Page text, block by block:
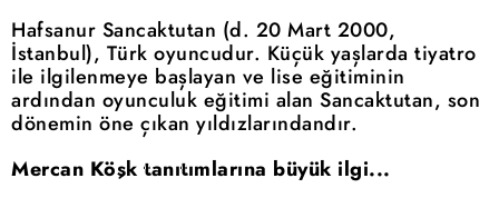
Hafsanur Sancaktutan (d. 20 Mart 2000,
İstanbul), Türk oyuncudur. Küçük yaşlarda tiyatro
ile ilgilenmeye başlayan ve lise eğitiminin
ardından oyunculuk eğitimi alan Sancaktutan, son
dönemin öne çıkan yıldızlarındandır.
Mercan Köşk tanıtımlarına büyük ilgi...